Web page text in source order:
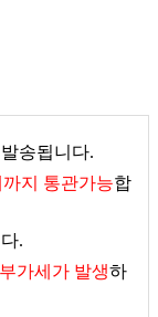
송됩니다.
까지 통관가능합
.
가세가 발생하